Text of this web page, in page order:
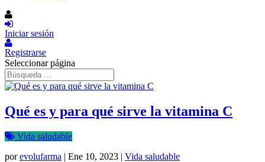
Iniciar sesión
Registrarse
Seleccionar página
Qué es y para qué sirve la vitamina C
Vida saludable
porevolufarma | Ene 10, 2023 | Vida saludable